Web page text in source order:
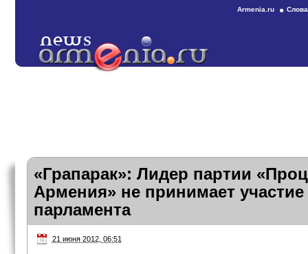
Armenia.ru
«Грапарак»: Лидер партии
Армения» не принимает участие
парламента
21 июня 2012, 06:51